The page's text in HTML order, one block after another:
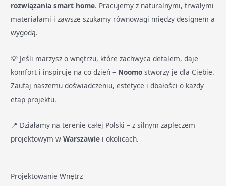
rozwiązania smart home. Pracujemy z naturalnymi, trwałymi
materiałami i zawsze szukamy równowagi między designem a
wygodą.
💡 Jeśli marzysz o wnętrzu, które zachwyca detalem, daje
komfort i inspiruje na co dzień – Noomo stworzy je dla Ciebie.
Zaufaj naszemu doświadczeniu, estetyce i dbałości o każdy
etap projektu.
📍 Działamy na terenie całej Polski – z silnym zapleczem
projektowym wWarszawie i okolicach.
Projektowanie Wnętrz